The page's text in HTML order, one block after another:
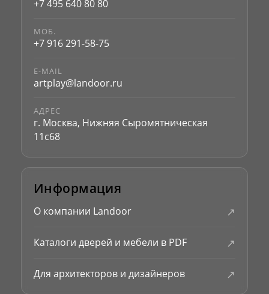
+7 495 640 80 80
МОБ.
+7 916 291-58-75
E-MAIL
artplay@landoor.ru
АДРЕС
г. Москва, Нижняя Сыромятническая
11с68
Информация
О компании Landoor ↗
Каталоги дверей и мебели в PDF ↗
Для архитекторов и дизайнеров ↗